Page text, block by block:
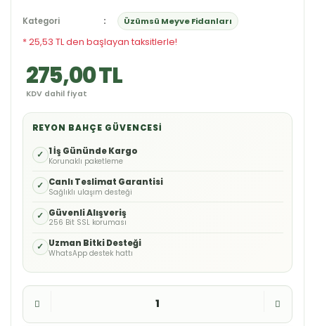
Kategori Üzümsü Meyve Fidanları
* 25,53 TL den başlayan taksitlerle!
275,00 TL
KDV dahil fiyat
REYON BAHÇE GÜVENCESI
✓ 1 İş Gününde Kargo
Korunaklı paketleme
✓ Canlı Teslimat Garantisi
Sağlıklı ulaşım desteği
✓ Güvenli Alışveriş
256 Bit SSL koruması
✓ Uzman Bitki Desteği
WhatsApp destek hattı